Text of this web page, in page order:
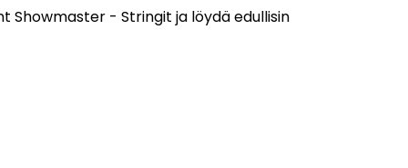
Showmaster - Stringit ja löydä edullisin